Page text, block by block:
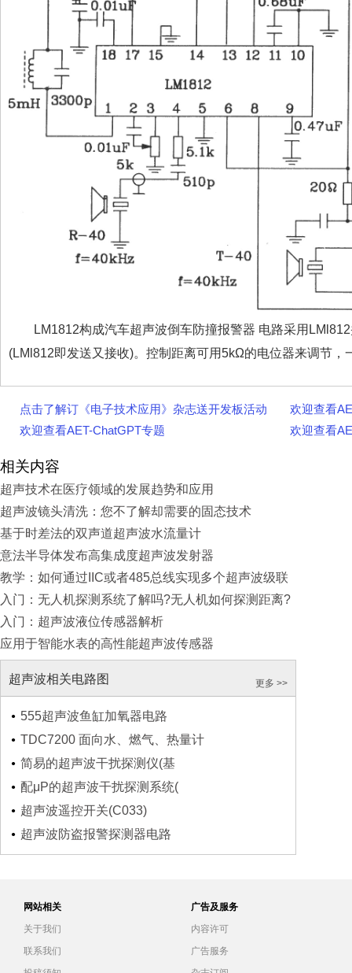
LM1812构成汽车超声波倒车防撞报警器 电路采用LMl812
(LMl812即发送又接收)。控制距离可用5kΩ的电位器来调节，
点击了解订《电子技术应用》杂志送开发板活动
欢迎查看
欢迎查看AET-ChatGPT专题
欢迎查看
相关内容
超声技术在医疗领域的发展趋势和应用
超声波镜头清洗：您不了解却需要的固态技术
基于时差法的双声道超声波水流量计
意法半导体发布高集成度超声波发射器
教学：如何通过IIC或者485总线实现多个超声波级联
入门：无人机探测系统了解吗?无人机如何探测距离?
入门：超声波液位传感器解析
应用于智能水表的高性能超声波传感器
超声波相关电路图 更多 >>
555超声波鱼缸加氧器电路
TDC7200 面向水、燃气、热量计
简易的超声波干扰探测仪(基
配μP的超声波干扰探测系统(
超声波遥控开关(C033)
超声波防盗报警探测器电路
网站相关
关于我们
联系我们
广告及服务
内容许可
广告服务